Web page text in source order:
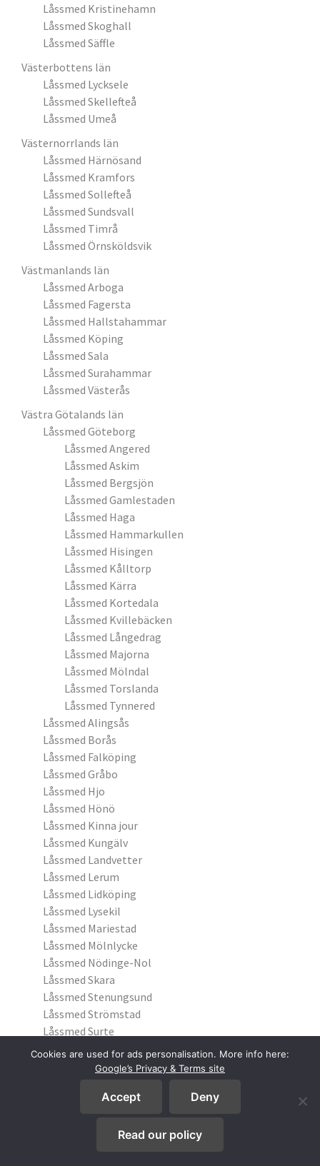
Låssmed Kristinehamn
Låssmed Skoghall
Låssmed Säffle
Västerbottens län
Låssmed Lycksele
Låssmed Skellefteå
Låssmed Umeå
Västernorrlands län
Låssmed Härnösand
Låssmed Kramfors
Låssmed Sollefteå
Låssmed Sundsvall
Låssmed Timrå
Låssmed Örnsköldsvik
Västmanlands län
Låssmed Arboga
Låssmed Fagersta
Låssmed Hallstahammar
Låssmed Köping
Låssmed Sala
Låssmed Surahammar
Låssmed Västerås
Västra Götalands län
Låssmed Göteborg
Låssmed Angered
Låssmed Askim
Låssmed Bergsjön
Låssmed Gamlestaden
Låssmed Haga
Låssmed Hammarkullen
Låssmed Hisingen
Låssmed Kålltorp
Låssmed Kärra
Låssmed Kortedala
Låssmed Kvillebäcken
Låssmed Långedrag
Låssmed Majorna
Låssmed Mölndal
Låssmed Torslanda
Låssmed Tynnered
Låssmed Alingsås
Låssmed Borås
Låssmed Falköping
Låssmed Gråbo
Låssmed Hjo
Låssmed Hönö
Låssmed Kinna jour
Låssmed Kungälv
Låssmed Landvetter
Låssmed Lerum
Låssmed Lidköping
Låssmed Lysekil
Låssmed Mariestad
Låssmed Mölnlycke
Låssmed Nödinge-Nol
Låssmed Skara
Låssmed Stenungsund
Låssmed Strömstad
Låssmed Surte
Låssmed Skövde
Låssmed Tibro
Låssmed Trollhättan
Låssmed Ulricehamn
Cookies are used for ads personalisation. More info here:
Google’s Privacy & Terms site
Accept Deny
Read our policy